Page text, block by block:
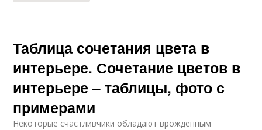
Таблица сочетания цвета в
интерьере. Сочетание цветов в
интерьере – таблицы, фото с
примерами
Некоторые счастливчики обладают врожденным